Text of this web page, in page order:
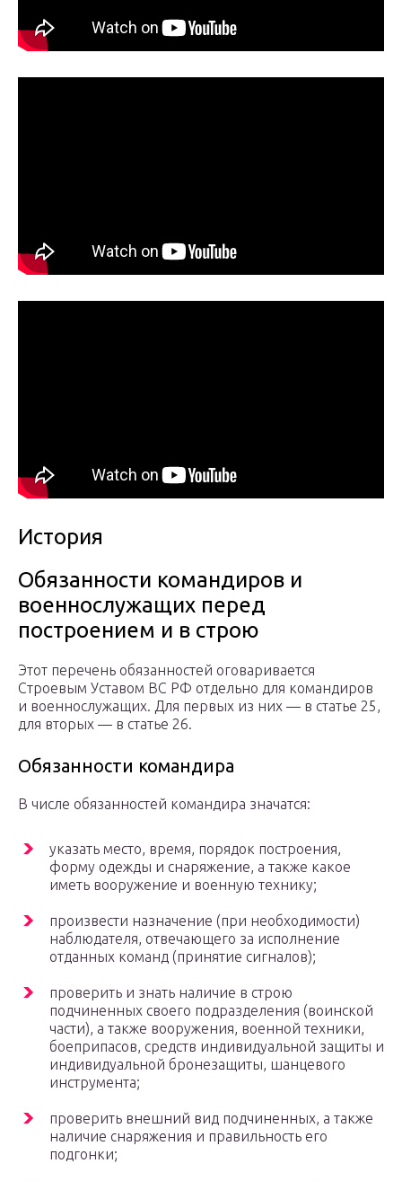
История
Обязанности командиров и
военнослужащих перед
построением и в строю
Этот перечень обязанностей оговаривается
Строевым Уставом ВС РФ отдельно для командиров
и военнослужащих. Для первых из них — в статье 25,
для вторых — в статье 26.
Обязанности командира
В числе обязанностей командира значатся:
указать место, время, порядок построения,
форму одежды и снаряжение, а также какое
иметь вооружение и военную технику;
произвести назначение (при необходимости)
наблюдателя, отвечающего за исполнение
отданных команд (принятие сигналов);
проверить и знать наличие в строю
подчиненных своего подразделения (воинской
части), а также вооружения, военной техники,
боеприпасов, средств индивидуальной защиты и
индивидуальной бронезащиты, шанцевого
инструмента;
проверить внешний вид подчиненных, а также
наличие снаряжения и правильность его
подгонки;